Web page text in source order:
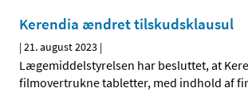
Kerendia ændret tilskudsklausul
|21. august 2023 |
Lægemiddelstyrelsen har besluttet, at
filmovertrukne tabletter, med indhold af